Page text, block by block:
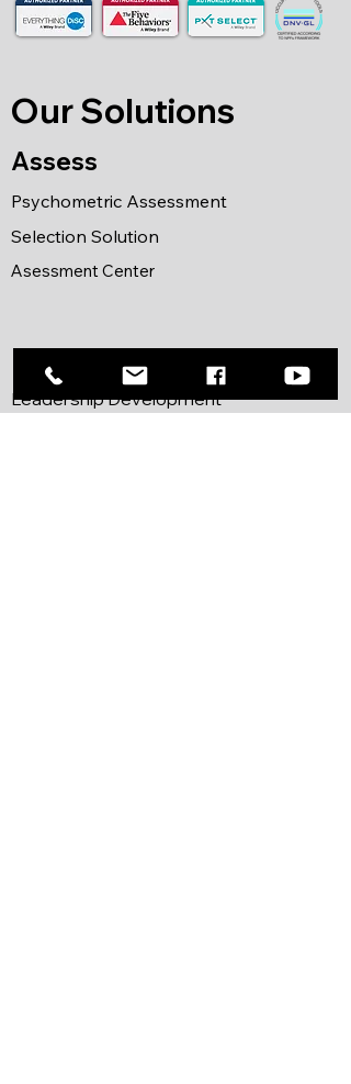
Our Solutions
Assess
Psychometric Assessment
Selection Solution
Asessment Center
Develop
Leadership Development